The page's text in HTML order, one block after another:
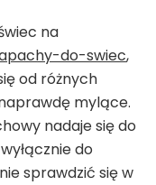
na
do-swiec,
od różnych
mylące.
nadaje się do
do
sprawdzić się w